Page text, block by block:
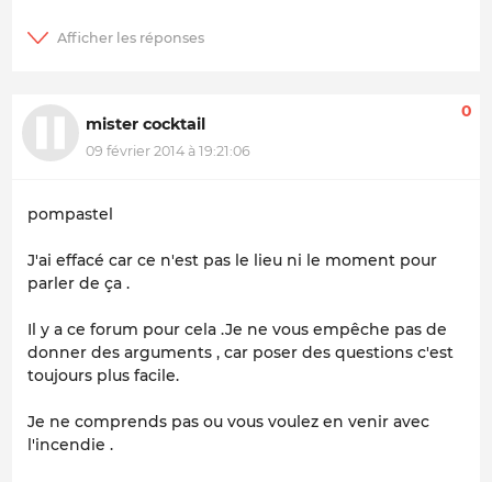
mister cocktail
09 février 2014 à 19:21:06
0
pompastel
J'ai effacé car ce n'est pas le lieu ni le moment pour
parler de ça .
Il y a ce forum pour cela .Je ne vous empêche pas de
donner des arguments , car poser des questions c'est
toujours plus facile.
Je ne comprends pas ou vous voulez en venir avec
l'incendie .